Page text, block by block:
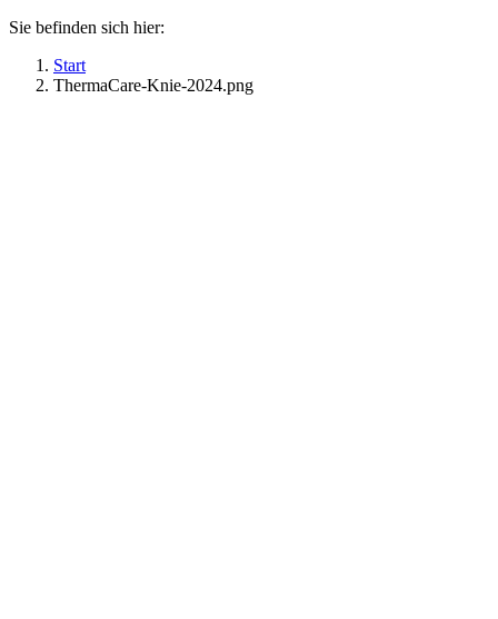
Sie befinden sich hier:
Start
ThermaCare-Knie-2024.png